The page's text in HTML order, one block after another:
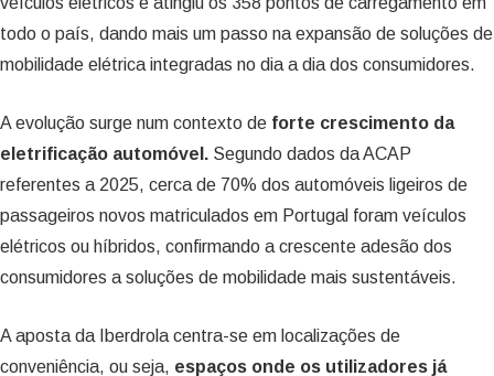
todo o país, dando mais um passo na expansão de soluções de
mobilidade elétrica integradas no dia a dia dos consumidores.
A evolução surge num contexto de forte crescimento da
eletrificação automóvel. Segundo dados da ACAP
referentes a 2025, cerca de 70% dos automóveis ligeiros de
passageiros novos matriculados em Portugal foram veículos
elétricos ou híbridos, confirmando a crescente adesão dos
consumidores a soluções de mobilidade mais sustentáveis.
A aposta da Iberdrola centra-se em localizações de
conveniência, ou seja, espaços onde os utilizadores já